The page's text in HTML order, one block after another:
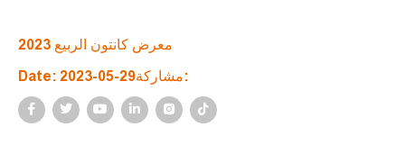
بحث
2023 معرض كانتون الربيع
Date: 2023-05-29مشاركة: